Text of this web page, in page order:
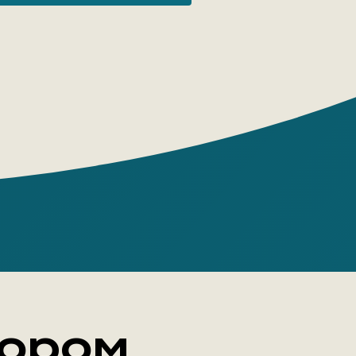
прорицателей, если их
миллиардеров, и теми, чью
изменили. Одно несомненно: